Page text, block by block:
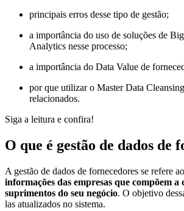
principais erros desse tipo de gestão;
a importância do uso de soluções de
Analytics nesse processo;
a importância do Data Value de
por que utilizar o Master Data
relacionados.
Siga a leitura e confira!
O que é gestão de dados de
A gestão de dados de fornecedores se refere ao
informações das empresas que compõem a
suprimentos do seu negócio. O objetivo
las atualizados no sistema.